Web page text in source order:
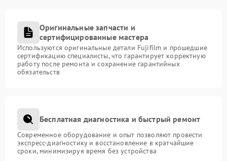
Оригинальные запчасти и
сертифицированные мастера
Используются оригинальные детали Fujifilm и прошедшие
сертификацию специалисты, что гарантирует корректную
работу после ремонта и сохранение гарантийных
обязательств
Бесплатная диагностика и быстрый ремонт
Современное оборудование и опыт позволяют провести
экспресс-диагностику и восстановление в кратчайшие
сроки, минимизируя время без устройства